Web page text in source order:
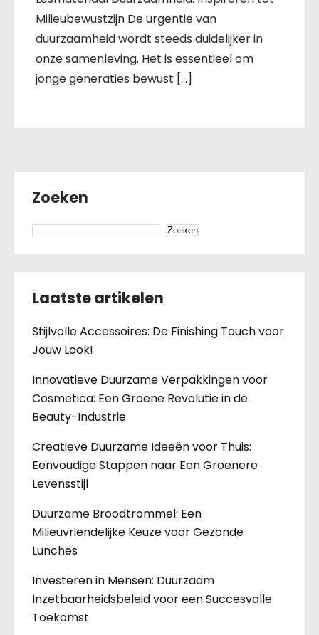
Milieubewustzijn De urgentie van
duurzaamheid wordt steeds duidelijker in
onze samenleving. Het is essentieel om
jonge generaties bewust […]
Zoeken
Zoeken
Laatste artikelen
Stijlvolle Accessoires: De Finishing Touch voor
Jouw Look!
Innovatieve Duurzame Verpakkingen voor
Cosmetica: Een Groene Revolutie in de
Beauty-Industrie
Creatieve Duurzame Ideeën voor Thuis:
Eenvoudige Stappen naar Een Groenere
Levensstijl
Duurzame Broodtrommel: Een
Milieuvriendelijke Keuze voor Gezonde
Lunches
Investeren in Mensen: Duurzaam
Inzetbaarheidsbeleid voor een Succesvolle
Toekomst